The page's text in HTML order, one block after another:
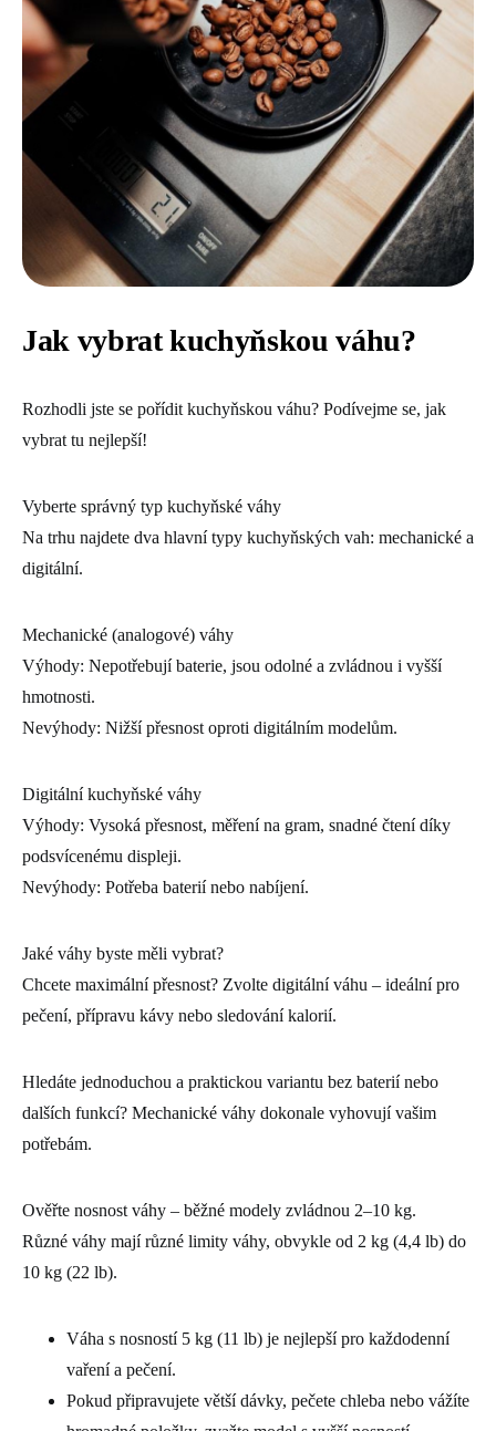
Jak vybrat kuchyňskou váhu?
Rozhodli jste se pořídit kuchyňskou váhu? Podívejme se, jak
vybrat tu nejlepší!
Vyberte správný typ kuchyňské váhy
Na trhu najdete dva hlavní typy kuchyňských vah: mechanické a
digitální.
Mechanické (analogové) váhy
Výhody: Nepotřebují baterie, jsou odolné a zvládnou i vyšší
hmotnosti.
Nevýhody: Nižší přesnost oproti digitálním modelům.
Digitální kuchyňské váhy
Výhody: Vysoká přesnost, měření na gram, snadné čtení díky
podsvícenému displeji.
Nevýhody: Potřeba baterií nebo nabíjení.
Jaké váhy byste měli vybrat?
Chcete maximální přesnost? Zvolte digitální váhu – ideální pro
pečení, přípravu kávy nebo sledování kalorií.
Hledáte jednoduchou a praktickou variantu bez baterií nebo
dalších funkcí? Mechanické váhy dokonale vyhovují vašim
potřebám.
Ověřte nosnost váhy – běžné modely zvládnou 2–10 kg.
Různé váhy mají různé limity váhy, obvykle od 2 kg (4,4 lb) do
10 kg (22 lb).
Váha s nosností 5 kg (11 lb) je nejlepší pro každodenní
vaření a pečení.
Pokud připravujete větší dávky, pečete chleba nebo vážíte